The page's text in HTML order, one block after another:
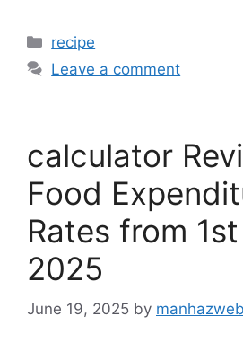
C
a
o
r
i
s
recipe
Leave a comment
calculator
Food
Rates from
2025
June 19, 2025 by